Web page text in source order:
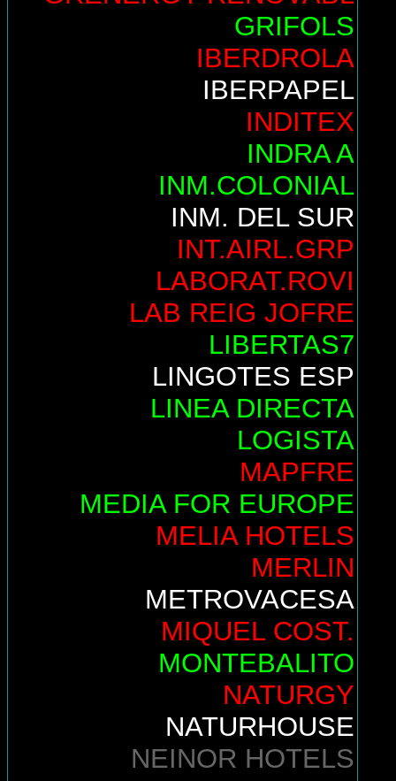
GRIFOLS
IBERDROLA
IBERPAPEL
INDITEX
INDRA A
INM.COLONIAL
INM. DEL SUR
INT.AIRL.GRP
LABORAT.ROVI
LAB REIG JOFRE
LIBERTAS7
LINGOTES ESP
LINEA DIRECTA
LOGISTA
MAPFRE
MEDIA FOR EUROPE
MELIA HOTELS
MERLIN
METROVACESA
MIQUEL COST.
MONTEBALITO
NATURGY
NATURHOUSE
NEINOR HOTELS